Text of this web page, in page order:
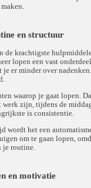
en structuur
de krachtigste
lopen een vast
je er minder over
waarop je gaat lopen.
zijn, tijdens de
is consistentie.
wordt het een
om te gaan lopen,
je routine.
en motivatie